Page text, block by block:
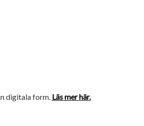
digitala form. Läs mer här.